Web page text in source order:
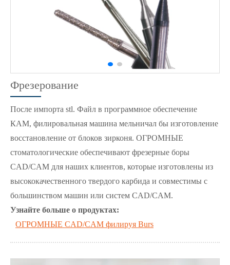
Фрезерование
После импорта stl. Файл в программное обеспечение
КАМ, филировальная машина мельничал бы изготовление
восстановление от блоков зирконя. ОГРОМНЫЕ
стоматологические обеспечивают фрезерные боры
CAD/CAM для наших клиентов, которые изготовлены из
высококачественного твердого карбида и совместимы с
большинством машин или систем CAD/CAM.
Узнайте больше о продуктах:
ОГРОМНЫЕ CAD/CAM филируя Burs